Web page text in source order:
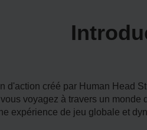
d'action créé par Human Head
voyagez à travers un
expérience de jeu globale et